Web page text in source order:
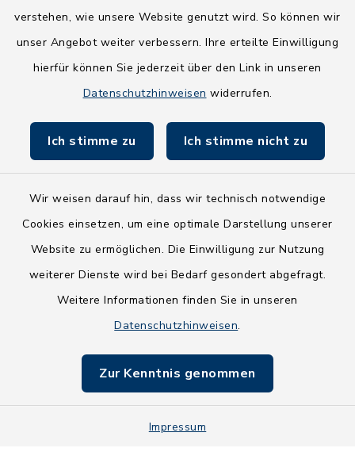
verstehen, wie unsere Website genutzt wird. So können wir
unser Angebot weiter verbessern. Ihre erteilte Einwilligung
hierfür können Sie jederzeit über den Link in unseren
Datenschutzhinweisen widerrufen.
Ich stimme zu Ich stimme nicht zu
Wir weisen darauf hin, dass wir technisch notwendige
Cookies einsetzen, um eine optimale Darstellung unserer
Website zu ermöglichen. Die Einwilligung zur Nutzung
weiterer Dienste wird bei Bedarf gesondert abgefragt.
Weitere Informationen finden Sie in unseren
Datenschutzhinweisen.
Zur Kenntnis genommen
Impressum
NEU! Amtsbroschüre 2026
Holsteiner Auenland
Fundbüro
Barrierefreiheit
Impressum
Sitemap